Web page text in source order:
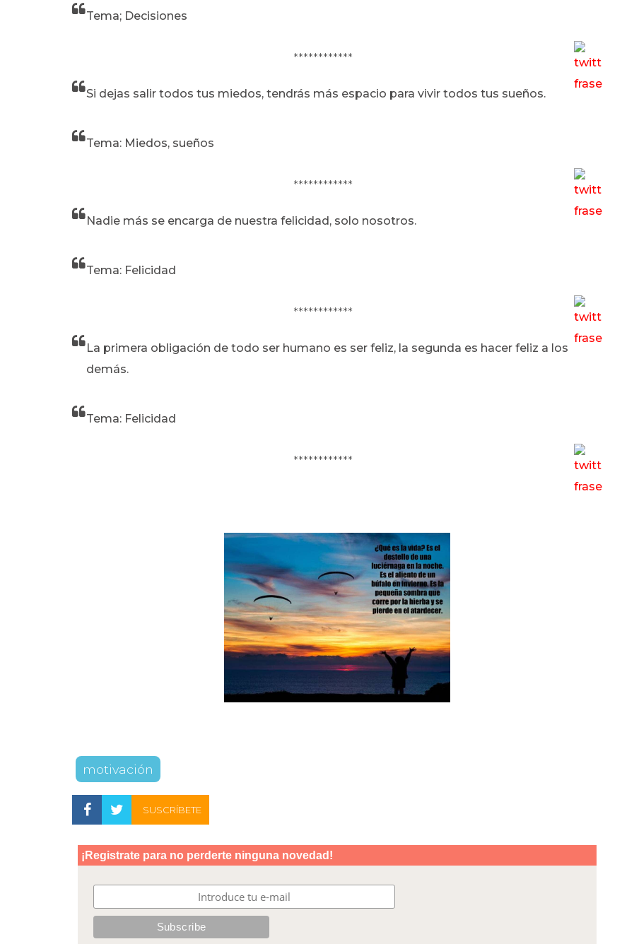
Tema; Decisiones
************
Si dejas salir todos tus miedos, tendrás más espacio para vivir todos tus sueños.
Tema: Miedos, sueños
************
Nadie más se encarga de nuestra felicidad, solo nosotros.
Tema: Felicidad
************
La primera obligación de todo ser humano es ser feliz, la segunda es hacer feliz a los
demás.
Tema: Felicidad
************
motivación
SUSCRÍBETE